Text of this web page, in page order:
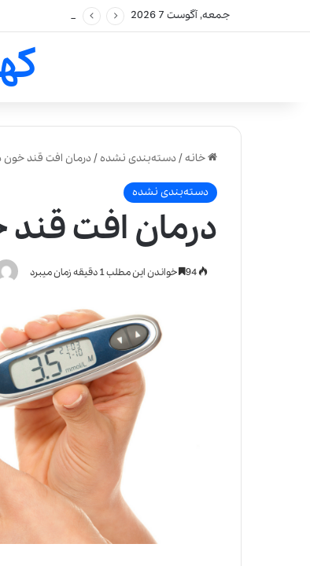
جمعه, آگوست 7 2026
خانه/دسته‌بندی نشده/‌درمان افت قند
دسته‌بندی نشده
‌درمان افت
خواندن این مطلب 1 دقیقه زمان میبرد